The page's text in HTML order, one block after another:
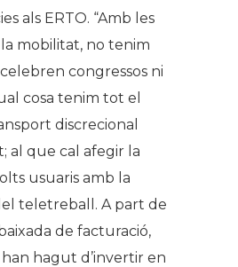
als ERTO. “Amb les
mobilitat, no tenim
congressos ni
cosa tenim tot el
discrecional
al que cal afegir la
usuaris amb la
teletreball. A part de
de facturació,
han hagut d’invertir en